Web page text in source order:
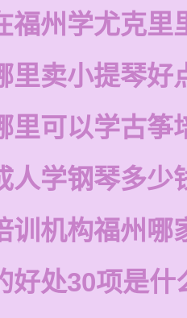
福州学尤克里
里卖小提琴好
里可以学古筝
人学钢琴多少
训机构福州哪
好处30项是什